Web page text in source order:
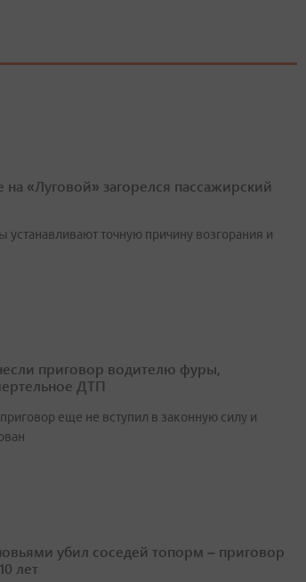
на «Луговой» загорелся пассажирский
устанавливают точную причину возгорания и
приговор водителю фуры,
ДТП
еще не вступил в законную силу и
убил соседей топорм – приговор
лет